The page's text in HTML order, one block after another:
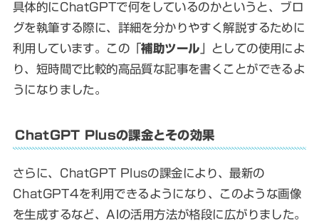
具体的にChatGPTで何をしているのかというと、ブロ
グを執筆する際に、詳細を分かりやすく解説するために
利用しています。この「補助ツール 」としての使用によ
り、短時間で比較的高品質な記事を書くことができるよ
うになりました。
ChatGPT Plusの課金とその効果
さらに、ChatGPT Plusの課金により、最新の
ChatGPT4を利用できるようになり、このような画像
を生成するなど、AIの活用方法が格段に広がりました。